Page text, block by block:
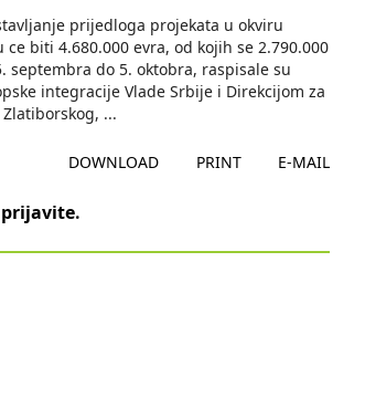
prijedloga projekata u okviru
biti 4.680.000 evra, od kojih se 2.790.000
septembra do 5. oktobra, raspisale su
integracije Vlade Srbije i Direkcijom za
...
DOWNLOAD PRINT E-MAIL
prijavite.